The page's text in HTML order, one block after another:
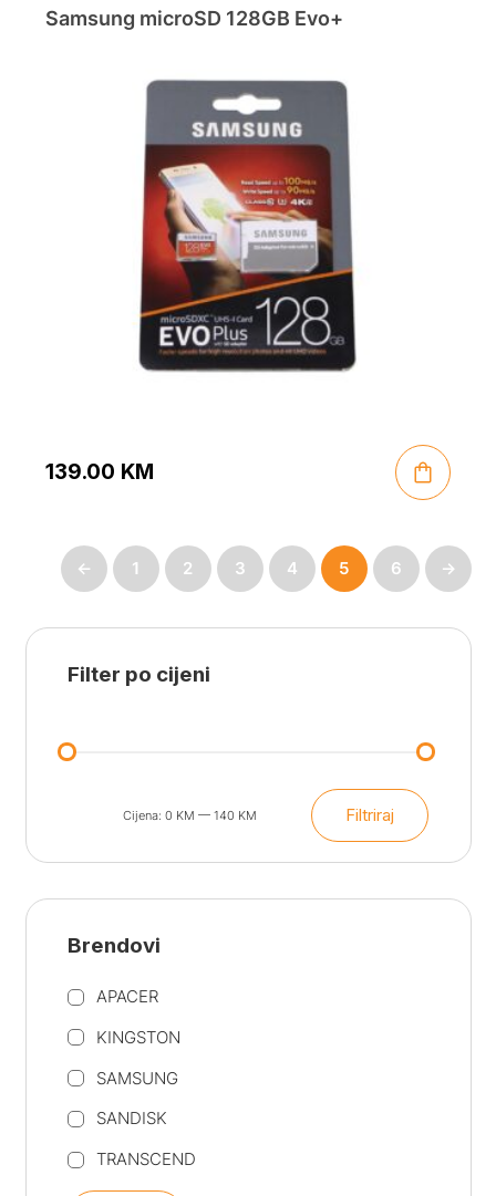
Samsung microSD 128GB Evo+
139.00 KM
← 1 2 3 4 5 6 →
Filter po cijeni
Min
cijena
Maks
cijena
Filtriraj
Cijena: 0 KM — 140 KM
Brendovi
APACER
KINGSTON
SAMSUNG
SANDISK
TRANSCEND